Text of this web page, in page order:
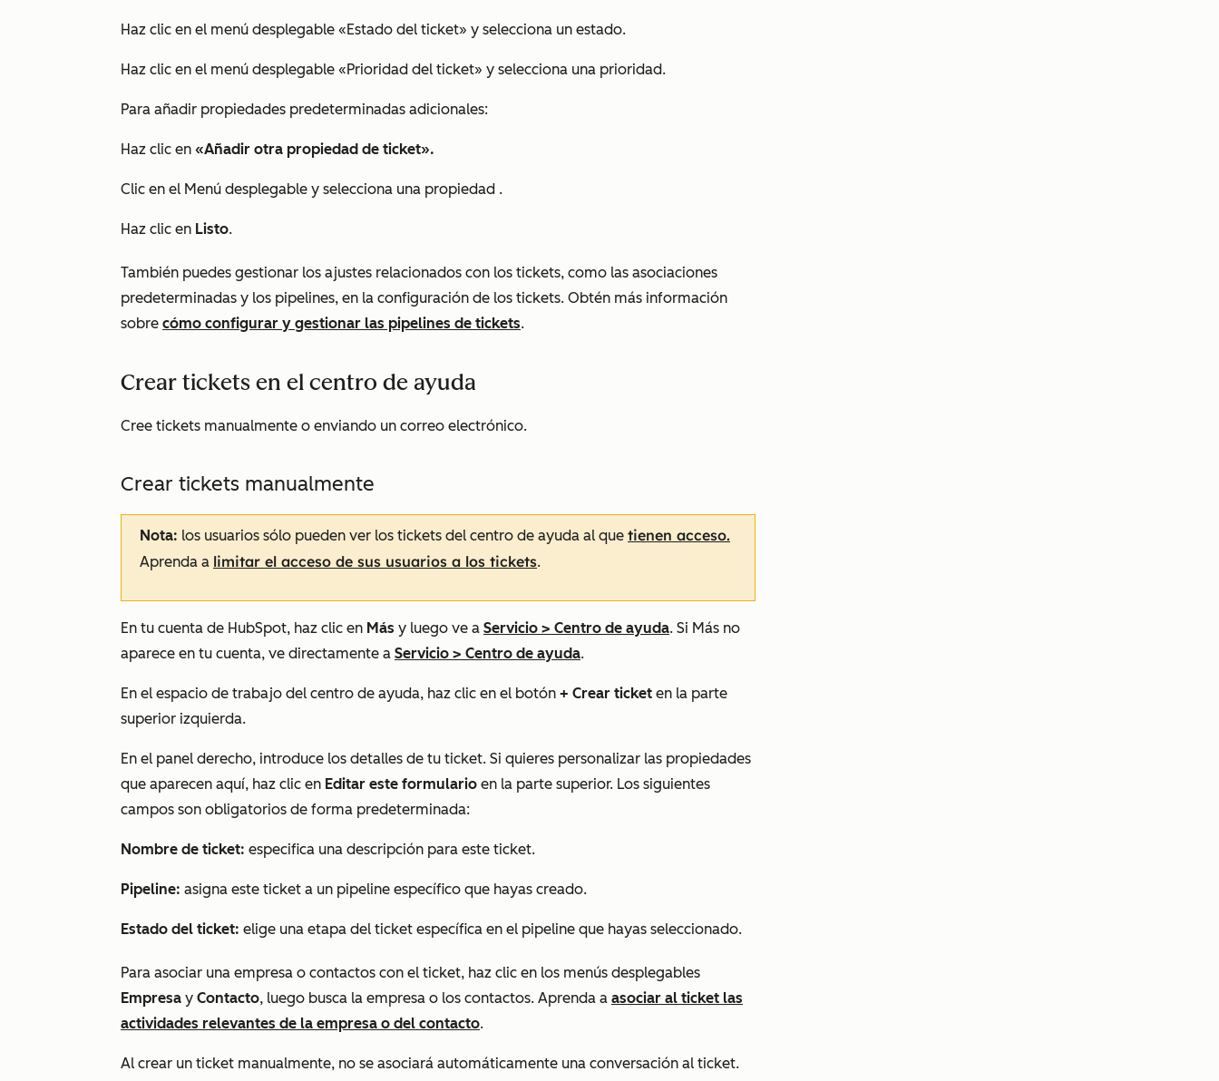
Haz clic en el menú desplegable «Estado del ticket» y selecciona un estado.
Haz clic en el menú desplegable «Prioridad del ticket» y selecciona una prioridad.
Para añadir propiedades predeterminadas adicionales:
Haz clic en «Añadir otra propiedad de ticket».
Clic en el Menú desplegable y selecciona una propiedad .
Haz clic en Listo.
También puedes gestionar los ajustes relacionados con los tickets, como las asociaciones
predeterminadas y los pipelines, en la configuración de los tickets. Obtén más información
sobre cómo configurar y gestionar las pipelines de tickets.
Crear tickets en el centro de ayuda
Cree tickets manualmente o enviando un correo electrónico.
Crear tickets manualmente
Nota: los usuarios sólo pueden ver los tickets del centro de ayuda al que tienen acceso.
Aprenda a limitar el acceso de sus usuarios a los tickets.
En tu cuenta de HubSpot, haz clic en Más y luego ve a Servicio > Centro de ayuda. Si Más no
aparece en tu cuenta, ve directamente a Servicio > Centro de ayuda.
En el espacio de trabajo del centro de ayuda, haz clic en el botón + Crear ticket en la parte
superior izquierda.
En el panel derecho, introduce los detalles de tu ticket. Si quieres personalizar las propiedades
que aparecen aquí, haz clic en Editar este formulario en la parte superior. Los siguientes
campos son obligatorios de forma predeterminada:
Nombre de ticket: especifica una descripción para este ticket.
Pipeline: asigna este ticket a un pipeline específico que hayas creado.
Estado del ticket: elige una etapa del ticket específica en el pipeline que hayas seleccionado.
Para asociar una empresa o contactos con el ticket, haz clic en los menús desplegables
Empresa y Contacto, luego busca la empresa o los contactos. Aprenda a asociar al ticket las
actividades relevantes de la empresa o del contacto.
Al crear un ticket manualmente, no se asociará automáticamente una conversación al ticket.